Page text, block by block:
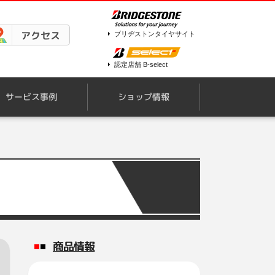
アクセス ブリヂストンタイヤサイト
認定店舗 B-select
サービス事例 ショップ情報
商品情報